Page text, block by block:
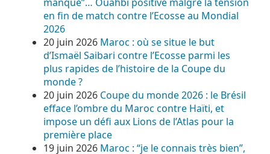
en fin de match contre l’Ecosse au Mondial
2026
20 juin 2026 Maroc : où se situe le but
d’Ismaël Saibari contre l’Ecosse parmi les
plus rapides de l’histoire de la Coupe du
monde ?
20 juin 2026 Coupe du monde 2026 : le Brésil
efface l’ombre du Maroc contre Haïti, et
impose un défi aux Lions de l’Atlas pour la
première place
19 juin 2026 Maroc : “je le connais très bien”,